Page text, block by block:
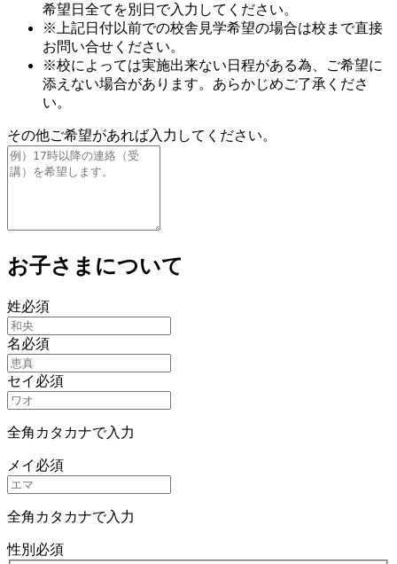
希望日全てを別日で入力してください。
※上記日付以前での校舎見学希望の場合は校まで直接
お問い合せください。
※校によっては実施出来ない日程がある為、ご希望に
添えない場合があります。あらかじめご了承くださ
い。
その他ご希望があれば入力してください。
お子さまについて
姓必須
名必須
セイ 必須
全角カタカナで入力
メイ 必須
全角カタカナで入力
性別 必須